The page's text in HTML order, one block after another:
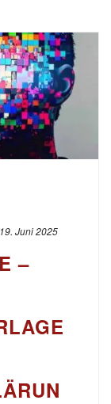
19. Juni 2025
–